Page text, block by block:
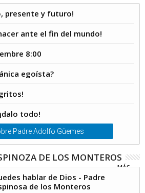
presente y futuro!
ante el fin del mundo!
8:00
egoísta?
todo!
Padre Adolfo Güemes
DE LOS MONTEROS
MÁS...
hablar de Dios - Padre
de los Monteros